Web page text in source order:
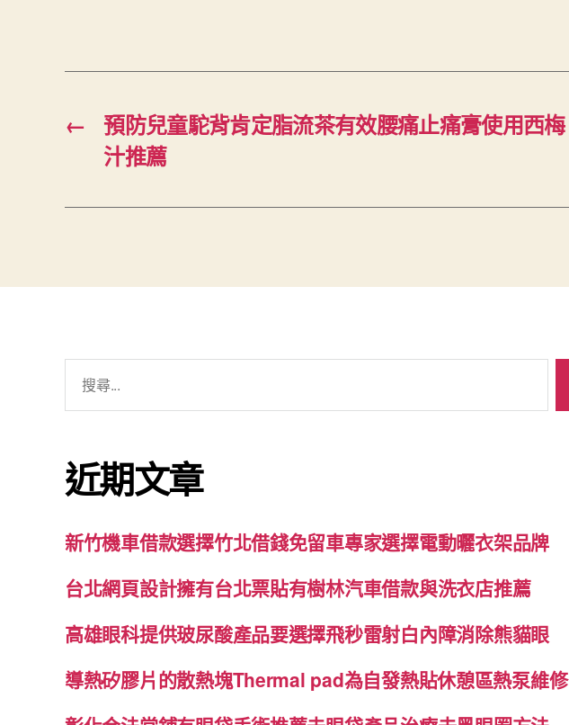
←
預防兒童駝背肯定脂流茶有效腰痛止痛膏使用西梅
汁推薦
字:
近期文章
新竹機車借款選擇竹北借錢免留車專家選擇電動曬衣架品牌
台北網頁設計擁有台北票貼有樹林汽車借款與洗衣店推薦
高雄眼科提供玻尿酸產品要選擇飛秒雷射白內障消除熊貓眼
導熱矽膠片的散熱塊Thermal pad為自發熱貼休憩區熱泵維修